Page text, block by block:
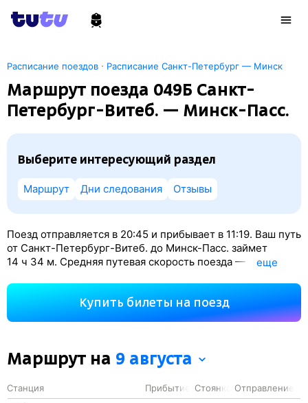
Расписание поездов · Расписание Санкт-Петербург — Минск
Маршрут поезда 049Б Санкт-
Петербург-Витеб. — Минск-Пасс.
Выберите интересующий раздел
Маршрут Дни следования Отзывы
Поезд отправляется в 20:45 и прибывает в 11:19. Ваш путь
от Санкт-Петербург-Витеб. до Минск-Пасс. займет
14 ч 34 м. Средняя путевая скорость поезда — 59 км/ч.
864 км. На этом маршруте будет 14 остановок. Самая
продолжительная стоянка поезда на станции
Новосокольники — 29 минут.
eще
Купить билеты на поезд
Маршрут на 9 августа
Станция Прибытие Стоянка
Отправление